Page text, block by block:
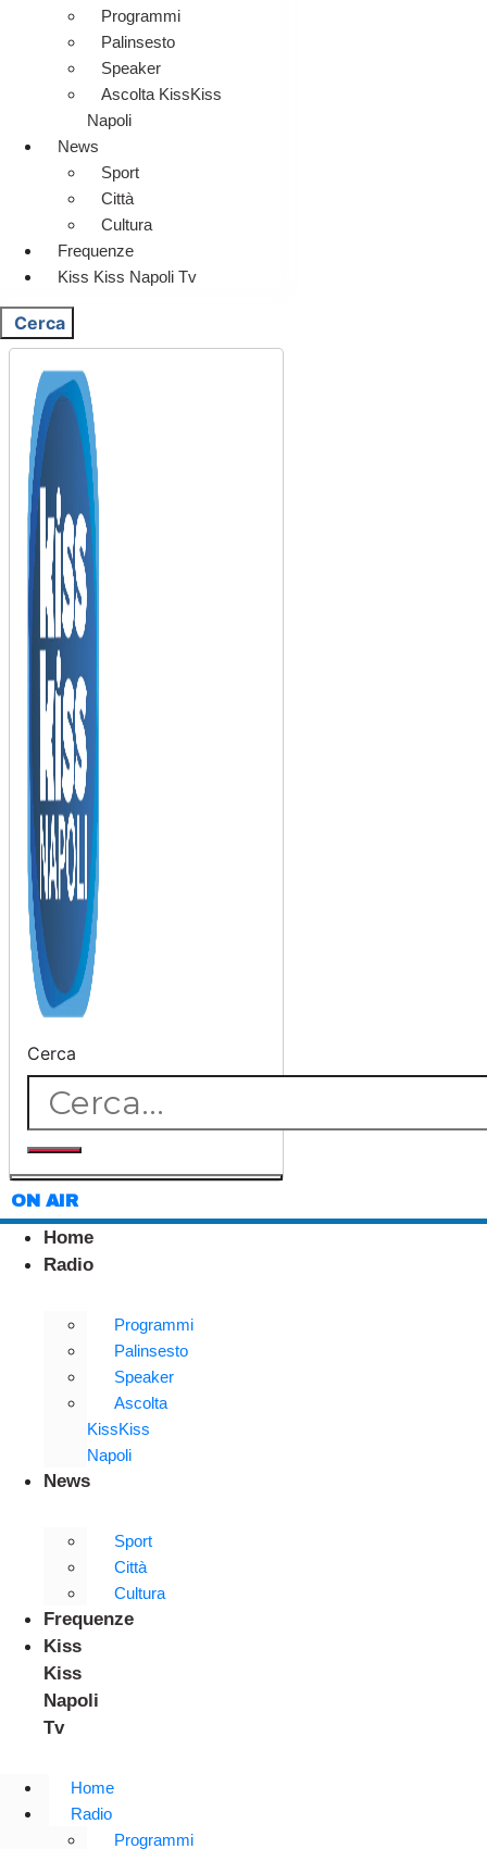
Programmi
Palinsesto
Speaker
Ascolta KissKiss
Napoli
News
Sport
Città
Cultura
Frequenze
Kiss Kiss Napoli Tv
Cerca
Cerca
ON AIR
Home
Radio
Programmi
Palinsesto
Speaker
Ascolta
KissKiss
Napoli
News
Sport
Città
Cultura
Frequenze
Kiss
Kiss
Napoli
Tv
Home
Radio
Programmi